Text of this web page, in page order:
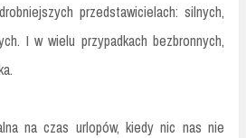
przedstawicielach: silnych,
I w wielu przypadkach bezbronnych,
na czas urlopów, kiedy nic nas nie